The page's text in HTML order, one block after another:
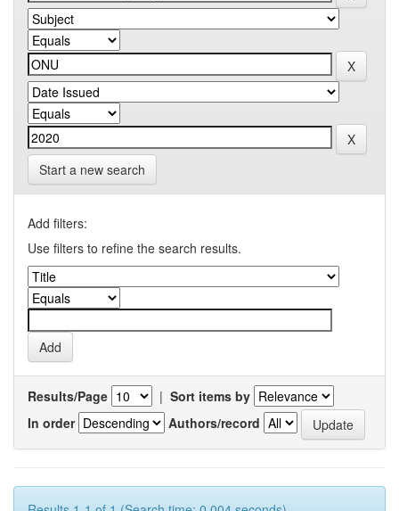
Start a new search
Add filters:
Use filters to refine the search results.
Results/Page | Sort items by
In order
Authors/record